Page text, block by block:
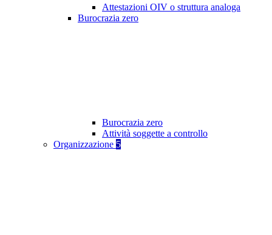
Attestazioni OIV o struttura analoga
Burocrazia zero
Burocrazia zero
Attività soggette a controllo
Organizzazione 5